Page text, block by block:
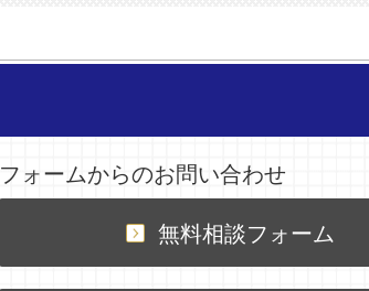
フォームからのお問い合わせ
無料相談フォーム